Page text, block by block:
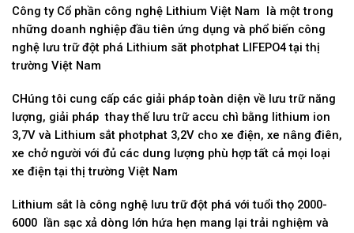
Công ty Cổ phần công nghệ Lithium Việt Nam là một trong
những doanh nghiệp đầu tiên ứng dụng và phổ biến công
nghệ lưu trữ đột phá Lithium săt photphat LIFEPO4 tại thị
trường Việt Nam
CHúng tôi cung cấp các giải pháp toàn diện về lưu trữ năng
lượng, giải pháp thay thế lưu trữ accu chì bằng lithium ion
3,7V và Lithium sắt photphat 3,2V cho xe điện, xe nâng điên,
xe chở người với đủ các dung lượng phù hợp tất cả mọi loại
xe điện tại thị trường Việt Nam
Lithium sắt là công nghệ lưu trữ đột phá với tuổi thọ 2000-
6000 lần sạc xả dòng lớn hứa hẹn mang lại trải nghiệm và